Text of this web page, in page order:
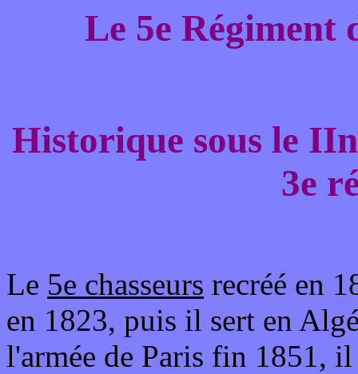
Le 5e Régiment
Historique sous le
3e
Le 5e chasseurs recréé en
en 1823, puis il sert en
l'armée de Paris fin 1851,